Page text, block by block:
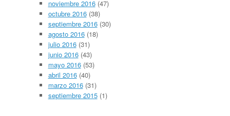
noviembre 2016(47)
octubre 2016(38)
septiembre 2016(30)
agosto 2016(18)
julio 2016(31)
junio 2016(43)
mayo 2016(53)
abril 2016(40)
marzo 2016(31)
septiembre 2015(1)